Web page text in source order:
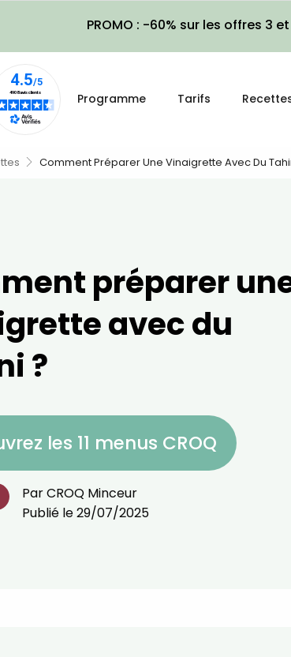
PROMO : -60% sur les offres 3
Programme Tarifs
Comment Préparer Une Vinaigrette Avec Du
préparer
avec du
?
les 11 menus CROQ
ParCROQ Minceur
Publié le29/07/2025